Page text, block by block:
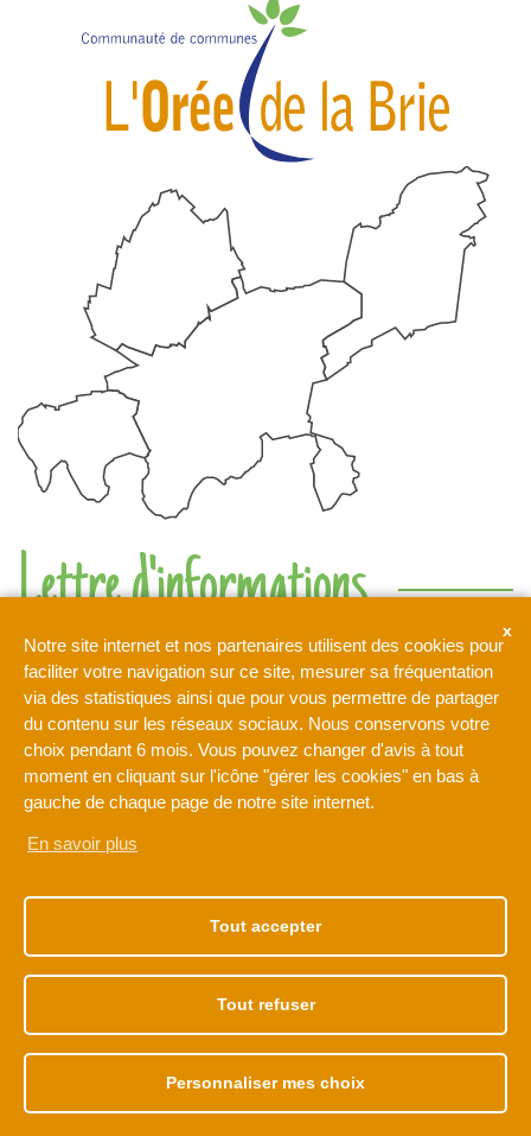
Notre site internet et nos partenaires utilisent des cookies pour
faciliter votre navigation sur ce site, mesurer sa fréquentation
via des statistiques ainsi que pour vous permettre de partager
du contenu sur les réseaux sociaux. Nous conservons votre
choix pendant 6 mois. Vous pouvez changer d'avis à tout
moment en cliquant sur l'icône "gérer les cookies" en bas à
gauche de chaque page de notre site internet.
En savoir plus
Tout accepter
Tout refuser
Personnaliser mes choix
Lettre d'informations
de la Brie
Votre adresse de messagerie est uniquement utilisée pour
vous envoyer notre lettre d'information ainsi que des
informations concernant les activités de L'Orée de la Brie. Vous
pouvez à tout moment utiliser le lien de désabonnement intégré
dans la newsletter.
77170 BRIE-COMTE-
ROBERT
01 60 62 15 81
de 9h à 12h30
et de 13h30 à 17h30
Plan de site Mentions légales
Politique de cookies
Réalisé par monclocher.com